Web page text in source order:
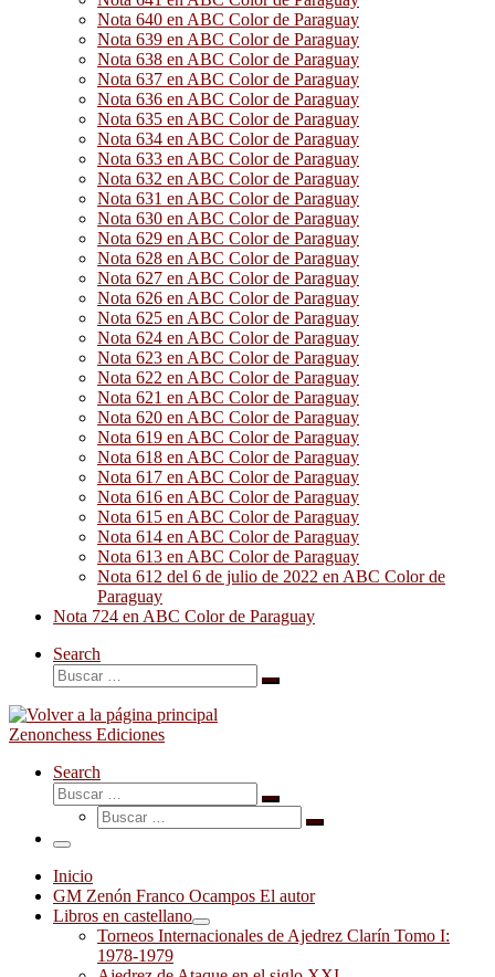
Nota 640 en ABC Color de Paraguay
Nota 639 en ABC Color de Paraguay
Nota 638 en ABC Color de Paraguay
Nota 637 en ABC Color de Paraguay
Nota 636 en ABC Color de Paraguay
Nota 635 en ABC Color de Paraguay
Nota 634 en ABC Color de Paraguay
Nota 633 en ABC Color de Paraguay
Nota 632 en ABC Color de Paraguay
Nota 631 en ABC Color de Paraguay
Nota 630 en ABC Color de Paraguay
Nota 629 en ABC Color de Paraguay
Nota 628 en ABC Color de Paraguay
Nota 627 en ABC Color de Paraguay
Nota 626 en ABC Color de Paraguay
Nota 625 en ABC Color de Paraguay
Nota 624 en ABC Color de Paraguay
Nota 623 en ABC Color de Paraguay
Nota 622 en ABC Color de Paraguay
Nota 621 en ABC Color de Paraguay
Nota 620 en ABC Color de Paraguay
Nota 619 en ABC Color de Paraguay
Nota 618 en ABC Color de Paraguay
Nota 617 en ABC Color de Paraguay
Nota 616 en ABC Color de Paraguay
Nota 615 en ABC Color de Paraguay
Nota 614 en ABC Color de Paraguay
Nota 613 en ABC Color de Paraguay
Nota 612 del 6 de julio de 2022 en ABC Color de
Paraguay
Nota 724 en ABC Color de Paraguay
Search
Buscar
Buscar
Zenonchess Ediciones
Search
Buscar
Buscar
Buscar
Buscar
Menú
Inicio
GM Zenón Franco Ocampos El autor
Libros en castellano
Torneos Internacionales de Ajedrez Clarín Tomo I:
1978-1979